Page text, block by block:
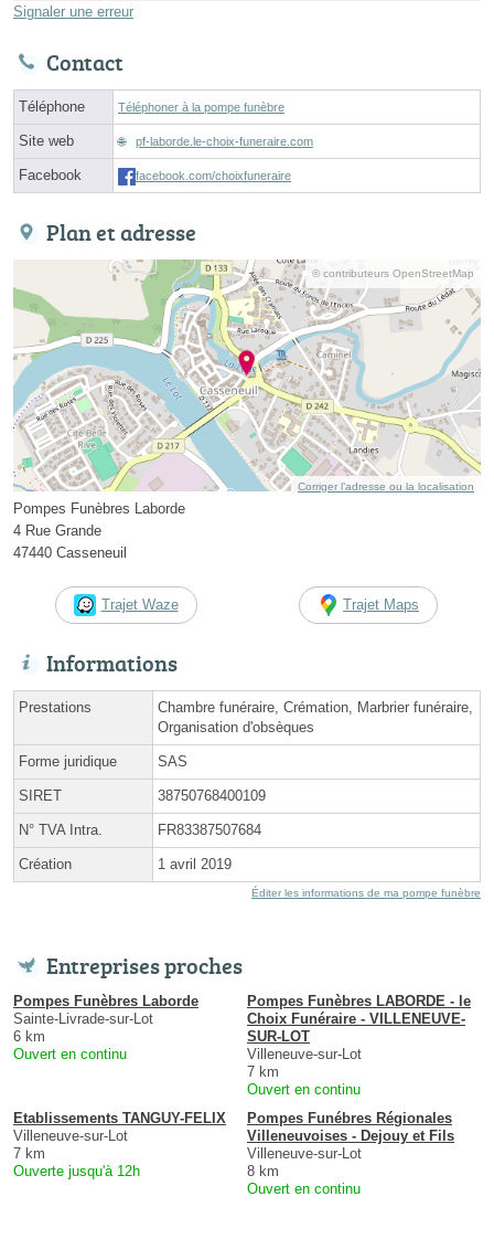
Signaler une erreur
Contact
Téléphone Téléphoner à la pompe funèbre
Site web pf-laborde.le-choix-funeraire.com
Facebook facebook.com/choixfuneraire
Plan et adresse
© contributeurs OpenStreetMap
Corriger l’adresse ou la localisation
Pompes Funèbres Laborde
4 Rue Grande
47440 Casseneuil
Trajet Waze Trajet Maps
Informations
Prestations
Chambre funéraire, Crémation, Marbrier funéraire,
Organisation d'obsèques
Forme juridique SAS
SIRET 38750768400109
N° TVA Intra. FR83387507684
Création 1 avril 2019
Éditer les informations de ma pompe funèbre
Entreprises proches
Pompes Funèbres Laborde
Sainte-Livrade-sur-Lot
6 km
Ouvert en continu
Pompes Funèbres LABORDE - le
Choix Funéraire - VILLENEUVE-
SUR-LOT
Villeneuve-sur-Lot
7 km
Ouvert en continu
Etablissements TANGUY-FELIX
Villeneuve-sur-Lot
7 km
Ouverte jusqu'à 12h
Pompes Funébres Régionales
Villeneuvoises - Dejouy et Fils
Villeneuve-sur-Lot
8 km
Ouvert en continu